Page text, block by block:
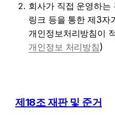
회사가 직접 운영하는
링크 등을 통한 제3자
개인정보처리방침이
개인정보 처리방침)
제18조 재판 및 준거